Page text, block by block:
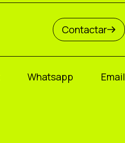
Contactar
Whatsapp Email